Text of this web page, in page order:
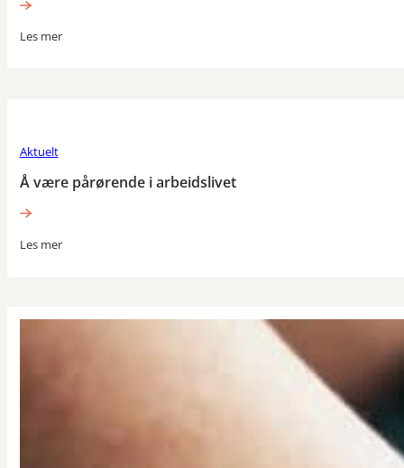
Les mer
Aktuelt
Å være pårørende i arbeidslivet
Les mer